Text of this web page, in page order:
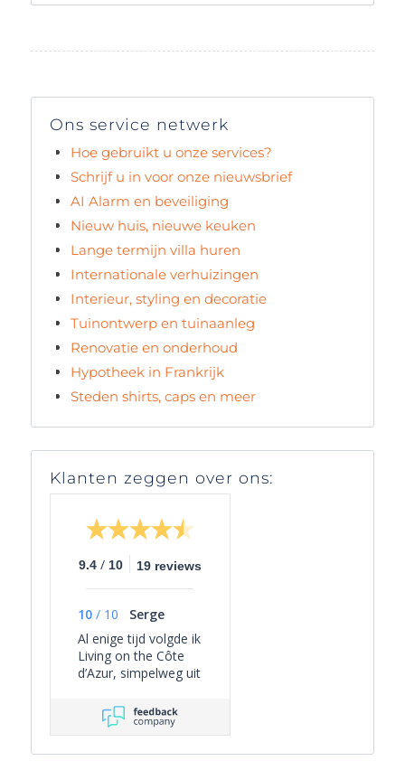
Ons service netwerk
Hoe gebruikt u onze services?
Schrijf u in voor onze nieuwsbrief
AI Alarm en beveiliging
Nieuw huis, nieuwe keuken
Lange termijn villa huren
Internationale verhuizingen
Interieur, styling en decoratie
Tuinontwerp en tuinaanleg
Renovatie en onderhoud
Hypotheek in Frankrijk
Steden shirts, caps en meer
Klanten zeggen over ons:
9.4 / 10 19 reviews
10 / 10
Serge
Al enige tijd volgde ik
Living on the Côte
d’Azur, simpelweg uit
interesse, omdat het
een overzichtelijk